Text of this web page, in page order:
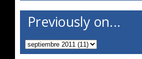
Previously on...